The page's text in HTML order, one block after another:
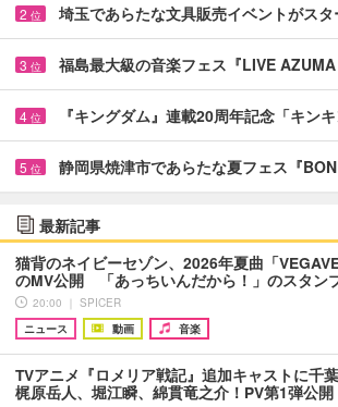
2 位 埼玉であらたな文具販売イベントがス
3 位 福島最大級の音楽フェス『LIVE
4 位 『キングダム』連載20周年記念「キン
5 位 静岡県焼津市であらたな夏フェス『
最新記事
猫背のネイビーセゾン、2026年夏曲「
のMV公開 「あっちいんだから！」のスタン
20:00 ｜ SPICER
ニュース
動画 音楽
TVアニメ『ロメリア戦記』追加キャストに千葉
梶原岳人、堀江瞬、綿貫竜之介！PV第1弾公開